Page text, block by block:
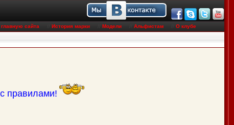
сайта История марки Модели Альфистам О клубе
правилами!